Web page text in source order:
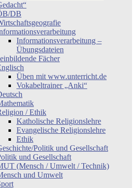
DB
Informationsverarbeitung –
Übungsdateien
Fächer
Üben mit www.unterricht.de
Vokabeltrainer „Anki“
/ Ethik
Katholische Religionslehre
Evangelische Religionslehre
Ethik
Politik und Gesellschaft
und Gesellschaft
(Mensch / Umwelt / Technik)
und Umwelt